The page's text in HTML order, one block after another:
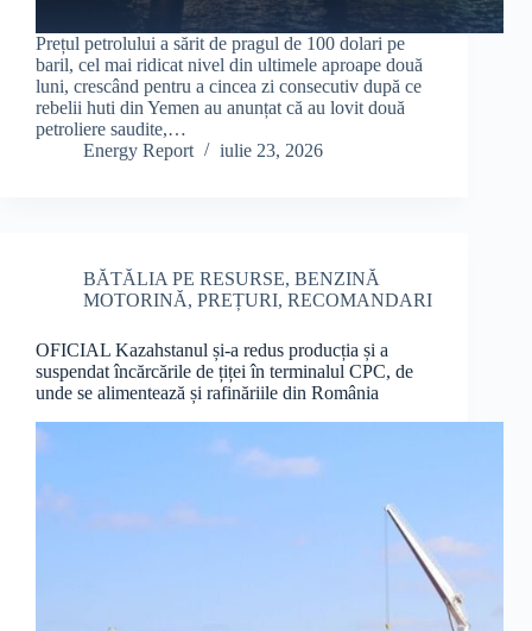
Prețul petrolului a sărit de pragul de 100 dolari pe
baril, cel mai ridicat nivel din ultimele aproape două
luni, crescând pentru a cincea zi consecutiv după ce
rebelii huti din Yemen au anunțat că au lovit două
petroliere saudite,…
Energy Report
iulie 23, 2026
BĂTĂLIA PE RESURSE, BENZINĂ
MOTORINĂ, PREȚURI, RECOMANDARI
OFICIAL Kazahstanul și-a redus producția și a
suspendat încărcările de țiței în terminalul CPC, de
unde se alimentează și rafinăriile din România